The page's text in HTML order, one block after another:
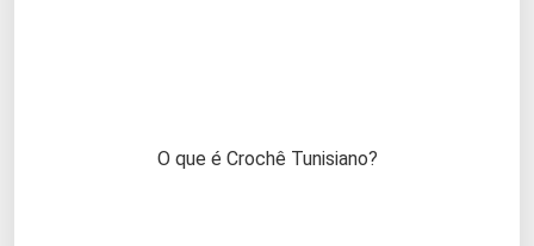
O que é Crochê Tunisiano?